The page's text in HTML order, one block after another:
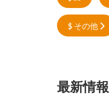
$ その他
最新情報